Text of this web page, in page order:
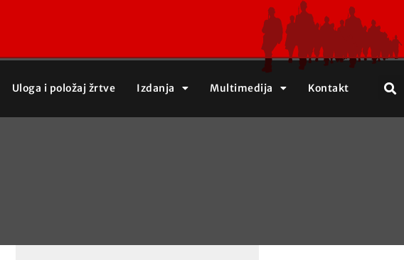
Uloga i položaj žrtve Izdanja Multimedija Kontakt